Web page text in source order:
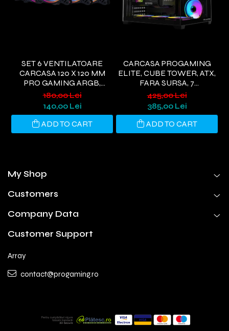
SET 6 VENTILATOARE
CARCASA 120 X 120 MM
PRO GAMING ARGB,
CONTROLLER PWM,
TELECOMANDA
180,00 Lei
140,00 Lei
ADD TO CART
CARCASA PROGAMING
ELITE, CUBE TOWER, ATX,
FARA SURSA, 7
VENTILATOARE ARGB,
NEGRU
425,00 Lei
385,00 Lei
ADD TO CART
My Shop
Customers
Company Data
Customer Support
Array
contact@progaming.ro